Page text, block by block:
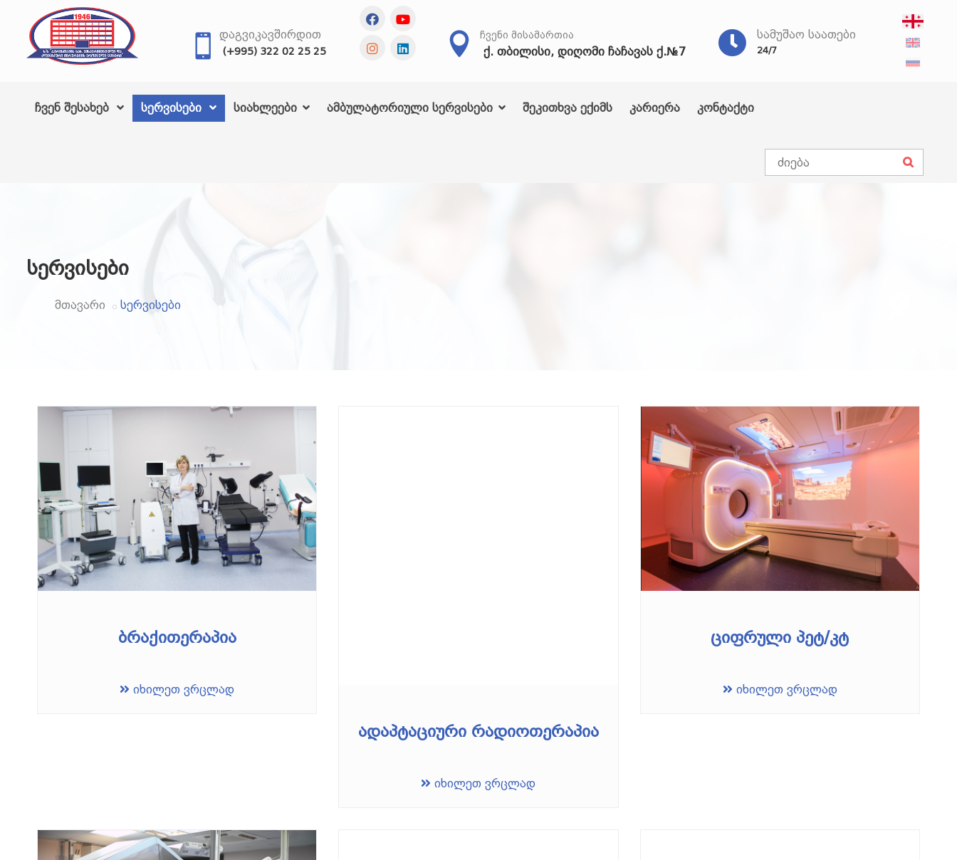
ᲡᲐᲛᲣᲨᲐᲝ ᲡᲐᲐᲗᲔᲑᲘ
24/7
ᲩᲕᲔᲜᲘ ᲛᲘᲡᲐᲛᲐᲠᲗᲘᲐ
ქ. თბილისი, დიღომი ჩაჩავას ქ.№7
ᲓᲐᲒᲕᲘᲙᲐᲕᲨᲘᲠᲓᲘᲗ
(+995) 322 02 25 25
ჩვენ შესახებ სერვისები სიახლეები ამბულატორიული სერვისები შეკითხვა ექიმს კარიერა კონტაქტი
სერვისები
მთავარი სერვისები
ბრაქითერაპია
იხილეთ ვრცლად
ადაპტაციური რადიოთერაპია
იხილეთ ვრცლად
ციფრული პეტ/კტ
იხილეთ ვრცლად